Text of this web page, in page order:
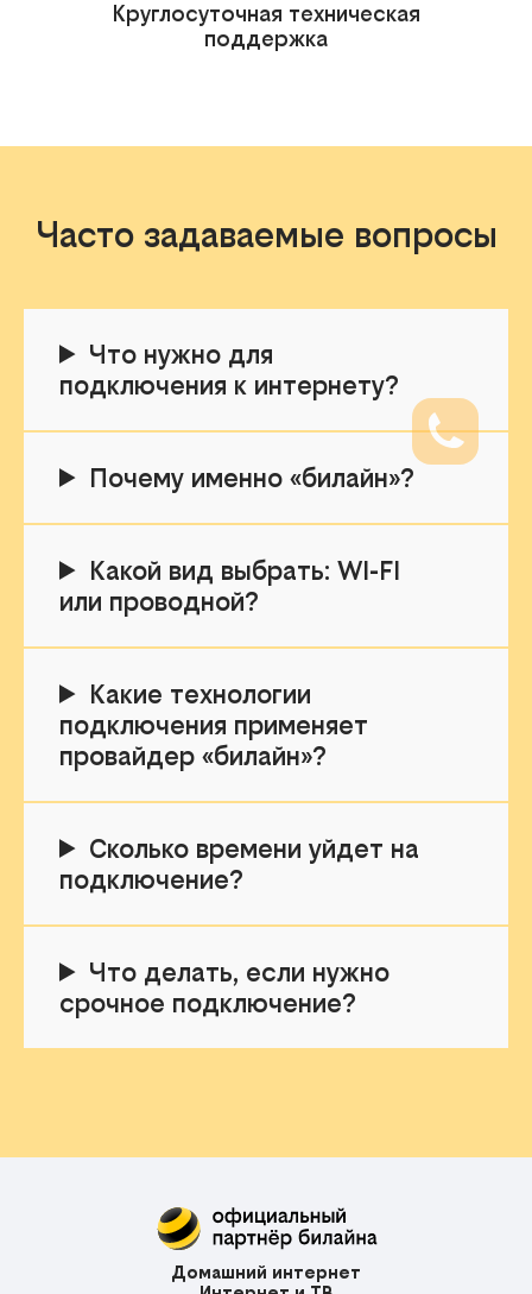
Круглосуточная техническая
поддержка
Часто задаваемые вопросы
Что нужно для
подключения к интернету?
Почему именно «билайн»?
Какой вид выбрать: WI-FI
или проводной?
Какие технологии
подключения применяет
провайдер «билайн»?
Сколько времени уйдет на
подключение?
Что делать, если нужно
срочное подключение?
Домашний интернет